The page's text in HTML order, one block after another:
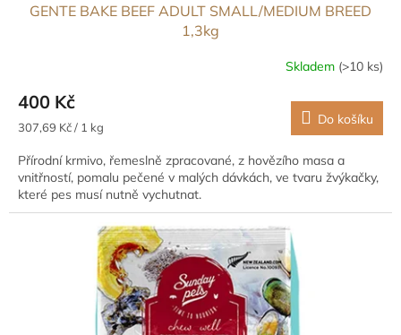
GENTE BAKE BEEF ADULT SMALL/MEDIUM BREED
1,3kg
Skladem (>10 ks)
400 Kč
Měrná
307,69 Kč / 1 kg Do košíku
Přírodní krmivo, řemeslně zpracované, z hovězího masa a
vnitřností, pomalu pečené v malých dávkách, ve tvaru žvýkačky,
které pes musí nutně vychutnat.